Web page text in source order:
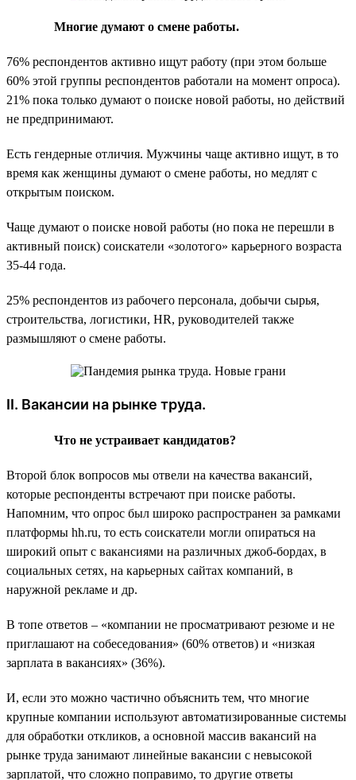
Многие думают о смене работы.
76% респондентов активно ищут работу (при этом больше
60% этой группы респондентов работали на момент опроса).
21% пока только думают о поиске новой работы, но действий
не предпринимают.
Есть гендерные отличия. Мужчины чаще активно ищут, в то
время как женщины думают о смене работы, но медлят с
открытым поиском.
Чаще думают о поиске новой работы (но пока не перешли в
активный поиск) соискатели «золотого» карьерного возраста
35-44 года.
25% респондентов из рабочего персонала, добычи сырья,
строительства, логистики, HR, руководителей также
размышляют о смене работы.
II. Вакансии на рынке труда.
Что не устраивает кандидатов?
Второй блок вопросов мы отвели на качества вакансий,
которые респонденты встречают при поиске работы.
Напомним, что опрос был широко распространен за рамками
платформы hh.ru, то есть соискатели могли опираться на
широкий опыт с вакансиями на различных джоб-бордах, в
социальных сетях, на карьерных сайтах компаний, в
наружной рекламе и др.
В топе ответов – «компании не просматривают резюме и не
приглашают на собеседования» (60% ответов) и «низкая
зарплата в вакансиях» (36%).
И, если это можно частично объяснить тем, что многие
крупные компании используют автоматизированные системы
для обработки откликов, а основной массив вакансий на
рынке труда занимают линейные вакансии с невысокой
зарплатой, что сложно поправимо, то другие ответы